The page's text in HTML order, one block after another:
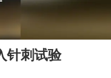
针刺试验